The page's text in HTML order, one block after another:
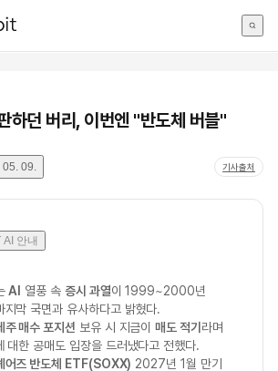
하던 버리, 이번엔 "반도체 버블"
05. 09. 기사출처
AI 안내
AI 열풍 속 증시 과열이 1999~2000년
지막 국면과 유사하다고 밝혔다.
주 매수 포지션 보유 시 지금이매도 적기 라며
대한 공매도 입장을 드러냈다고 전했다.
어즈 반도체 ETF(SOXX) 2027년 1월 만기